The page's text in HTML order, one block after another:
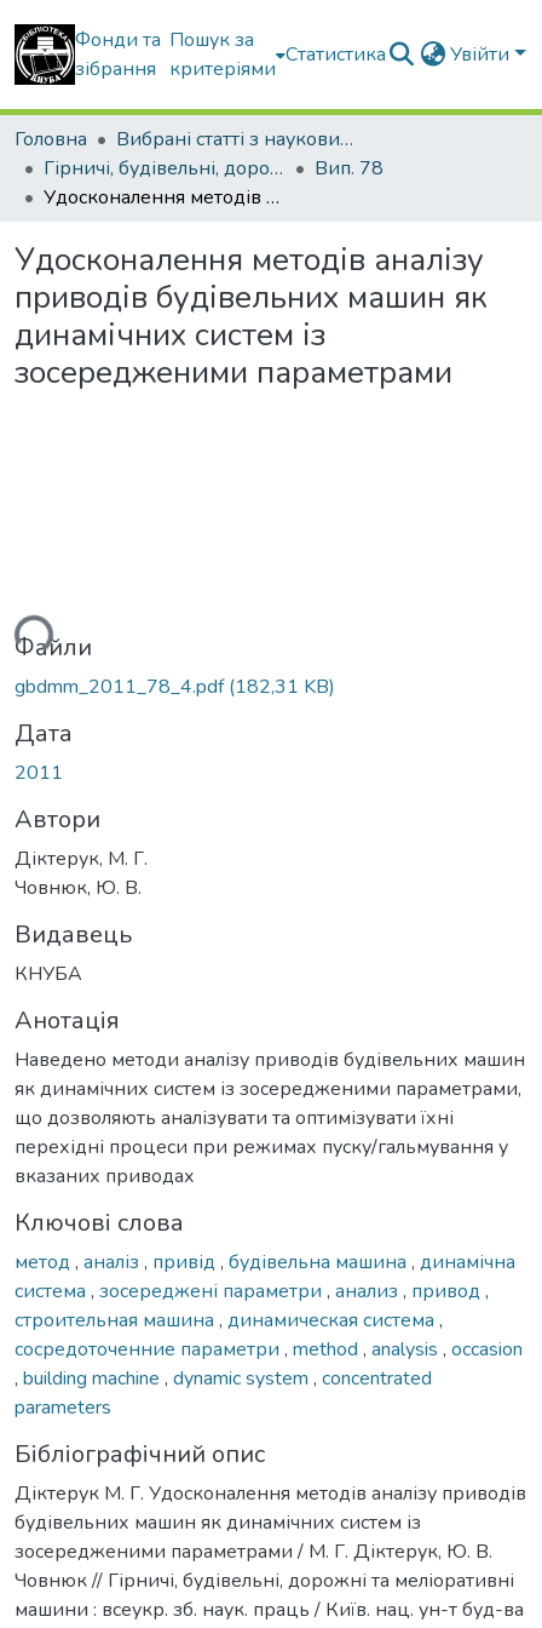
Фонди та
зібрання
Пошук за
критеріями
Статистика Увійти
Головна
Вибрані статті з наукових збірників КНУБА
Гірничі, будівельні, дорожні та меліоративні машини
Вип. 78
Удосконалення методів аналізу приводів будівельних машин як динамічних систем із зосередженими параметрами
Удосконалення методів аналізу
приводів будівельних машин як
динамічних систем із
зосередженими параметрами
Файли
gbdmm_2011_78_4.pdf(182,31 KB)
Дата
2011
Автори
Діктерук, М. Г.
Човнюк, Ю. В.
Видавець
КНУБА
Анотація
Наведено методи аналізу приводів будівельних машин
як динамічних систем із зосередженими параметрами,
що дозволяють аналізувати та оптимізувати їхні
перехідні процеси при режимах пуску/гальмування у
вказаних приводах
Ключові слова
метод , аналіз , привід , будівельна машина , динамічна
система , зосереджені параметри , анализ , привод ,
строительная машина , динамическая система ,
сосредоточенние параметри , method , analysis , occasion
, building machine , dynamic system , concentrated
parameters
Бібліографічний опис
Діктерук М. Г. Удосконалення методів аналізу приводів
будівельних машин як динамічних систем із
зосередженими параметрами / М. Г. Діктерук, Ю. В.
Човнюк // Гірничі, будівельні, дорожні та меліоративні
машини : всеукр. зб. наук. праць / Київ. нац. ун-т буд-ва